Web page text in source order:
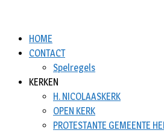
HOME
CONTACT
Spelregels
KERKEN
H. NICOLAASKERK
OPEN KERK
PROTESTANTE GEMEENTE